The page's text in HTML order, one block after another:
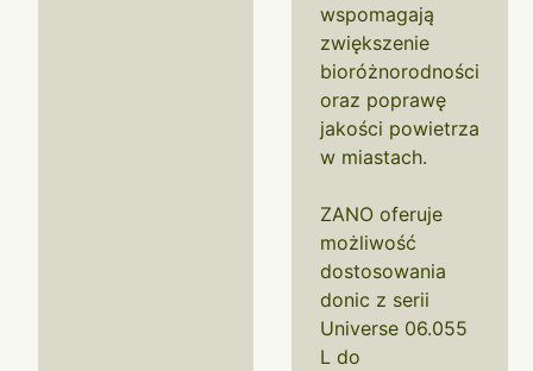
wspomagają
zwiększenie
bioróżnorodności
oraz poprawę
jakości powietrza
w miastach.
ZANO oferuje
możliwość
dostosowania
donic z serii
Universe 06.055
L do